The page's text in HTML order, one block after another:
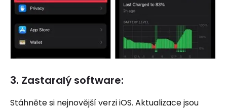
3. Zastaralý software:
Stáhněte si nejnovější verzi iOS. Aktualizace jsou